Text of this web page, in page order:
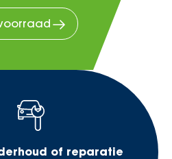
of reparatie